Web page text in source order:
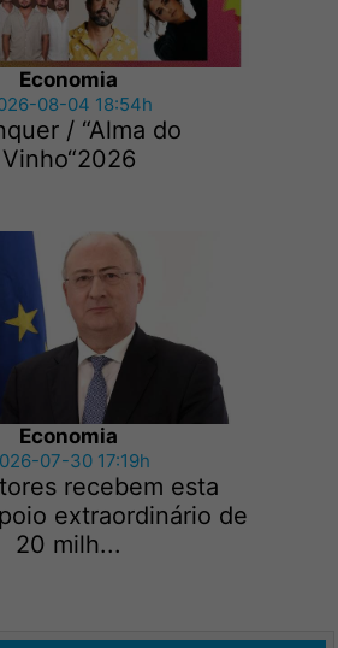
Economia
08-04 18:54h
/ “Alma do
Vinho“2026
Economia
07-30 17:19h
recebem esta
extraordinário de
20 milh...